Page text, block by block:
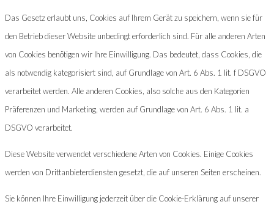
Das Gesetz erlaubt uns, Cookies auf Ihrem Gerät zu speichern, wenn sie für
den Betrieb dieser Website unbedingt erforderlich sind. Für alle anderen Arten
von Cookies benötigen wir Ihre Einwilligung. Das bedeutet, dass Cookies, die
als notwendig kategorisiert sind, auf Grundlage von Art. 6 Abs. 1 lit. f DSGVO
verarbeitet werden. Alle anderen Cookies, also solche aus den Kategorien
Präferenzen und Marketing, werden auf Grundlage von Art. 6 Abs. 1 lit. a
DSGVO verarbeitet.
Diese Website verwendet verschiedene Arten von Cookies. Einige Cookies
werden von Drittanbieterdiensten gesetzt, die auf unseren Seiten erscheinen.
Sie können Ihre Einwilligung jederzeit über die Cookie-Erklärung auf unserer